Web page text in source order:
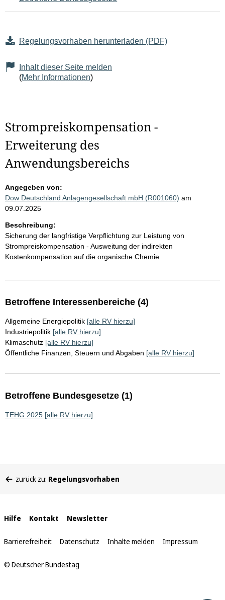
Regelungsvorhaben herunterladen (PDF)
Inhalt dieser Seite melden
(Mehr Informationen)
Strompreiskompensation -
Erweiterung des
Anwendungsbereichs
Angegeben von:
Dow Deutschland Anlagengesellschaft mbH (R001060) am
09.07.2025
Beschreibung:
Sicherung der langfristige Verpflichtung zur Leistung von
Strompreiskompensation - Ausweitung der indirekten
Kostenkompensation auf die organische Chemie
Betroffene Interessenbereiche (4)
Allgemeine Energiepolitik [alle RV hierzu]
Industriepolitik [alle RV hierzu]
Klimaschutz [alle RV hierzu]
Öffentliche Finanzen, Steuern und Abgaben [alle RV hierzu]
Betroffene Bundesgesetze (1)
TEHG 2025 [alle RV hierzu]
befinden
zurück zu: Regelungsvorhaben
Interne
Links
Hilfe Kontakt Newsletter
Barrierefreiheit Datenschutz Inhalte melden Impressum
© Deutscher Bundestag